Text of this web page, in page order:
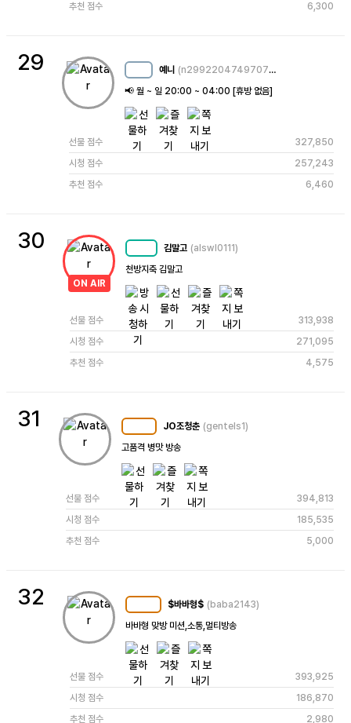
추천 점수
6,300
29 예니 (n2992204749707260211)
📢 월 ~ 일 20:00 ~ 04:00 [휴방 없음]
선물 점수
327,850
시청 점수
257,243
추천 점수
6,460
30
ON AIR
김말고 (alswl0111)
천방지축 김말고
선물 점수
313,938
시청 점수
271,095
추천 점수
4,575
31 JO조청춘 (gentels1)
고품격 병맛 방송
선물 점수
394,813
시청 점수
185,535
추천 점수
5,000
32 $바바형$ (baba2143)
바바형 맞방 미션,소통,멀티방송
선물 점수
393,925
시청 점수
186,870
추천 점수
2,980